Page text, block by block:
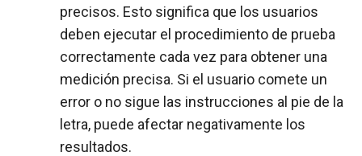
precisos. Esto significa que los usuarios
deben ejecutar el procedimiento de prueba
correctamente cada vez para obtener una
medición precisa. Si el usuario comete un
error o no sigue las instrucciones al pie de la
letra, puede afectar negativamente los
resultados.